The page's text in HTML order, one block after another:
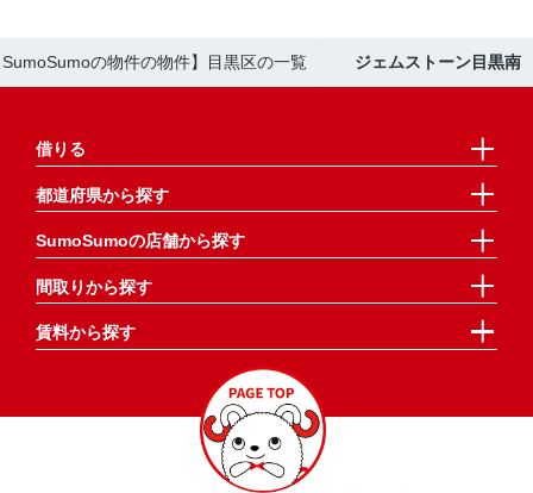
の物件の物件】目黒区の一覧 ジェムストーン目黒南
借りる
都道府県から探す
SumoSumoの店舗から探す
間取りから探す
賃料から探す